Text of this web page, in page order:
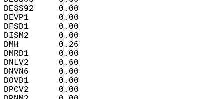
DESS92     0.00
DEVP1      0.00
DFSD1      0.00
DISM2      0.00
DMH        0.26
DMRD1      0.00
DNLV2      0.60
DNVN6      0.00
DOVD1      0.00
DPCV2      0.00